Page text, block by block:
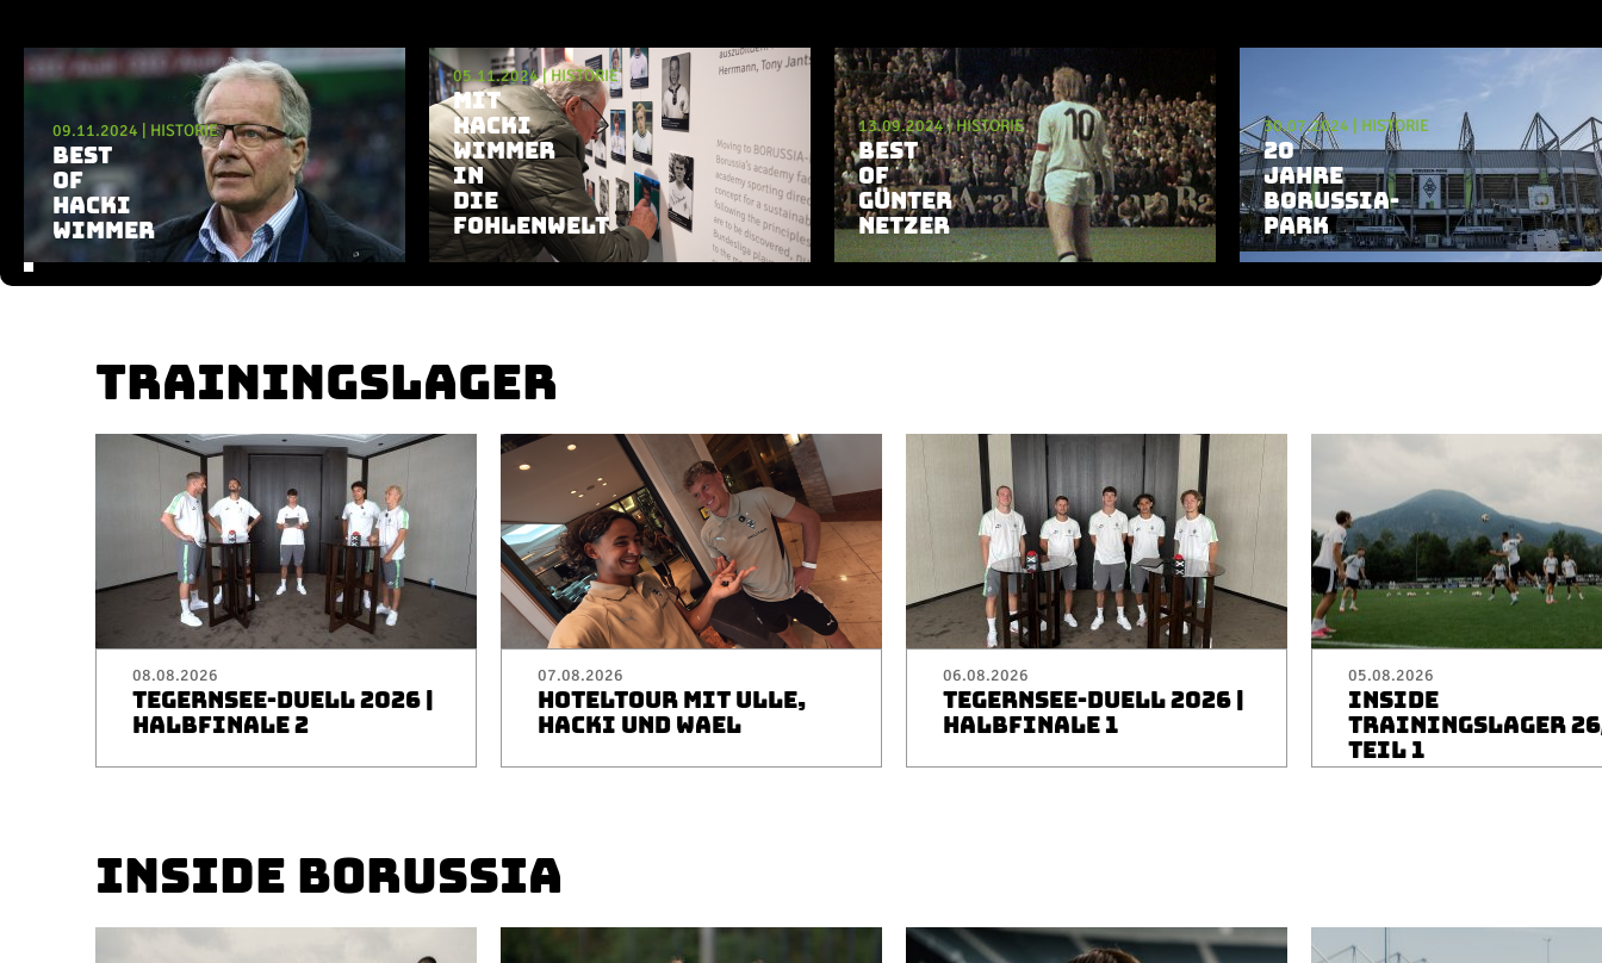
Aktuelle Playlist
09.11.2024 HISTORIE
BEST
OF
HACKI
WIMMER
05.11.2024|HISTORIE
MIT
HACKI
WIMMER
IN
DIE
FOHLENWELT
13.09.2024|HISTORIE
BEST
OF
GÜNTER
NETZER
30.07.2024 HISTORIE
20
JAHRE
BORUSSIA-
PARK
TRAININGSLAGER
08.08.2026
TEGERNSEE-DUELL 2026 |
HALBFINALE 2
07.08.2026
HOTELTOUR MIT ULLE,
HACKI UND WAEL
06.08.2026
TEGERNSEE-DUELL 2026 |
HALBFINALE 1
05.08.2026
INSIDE
TRAININGSLAGER
TEIL 1
INSIDE BORUSSIA